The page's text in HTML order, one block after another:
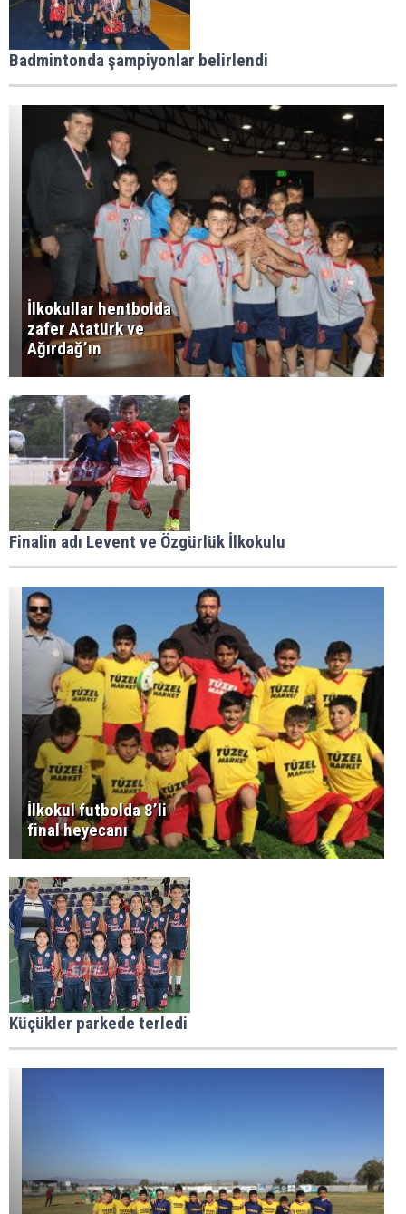
Badmintonda şampiyonlar belirlendi
İlkokullar hentbolda
zafer Atatürk ve
Ağırdağ’ın
Finalin adı Levent ve Özgürlük İlkokulu
İlkokul futbolda 8’li
final heyecanı
Küçükler parkede terledi